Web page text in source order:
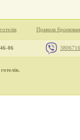
Правила
06